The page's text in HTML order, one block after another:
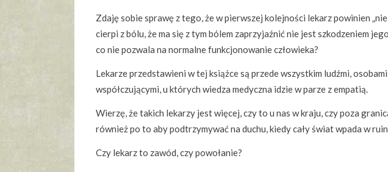
Zdaję sobie sprawę z tego, że w pierwszej kolejności lekarz powinien
cierpi z bólu, że ma się z tym bólem zaprzyjaźnić nie jest szkodzeniem
co nie pozwala na normalne funkcjonowanie człowieka?
Lekarze przedstawieni w tej książce są przede wszystkim ludźmi,
współczującymi, u których wiedza medyczna idzie w parze z empatią.
Wierzę, że takich lekarzy jest więcej, czy to u nas w kraju, czy poza
również po to aby podtrzymywać na duchu, kiedy cały świat wpada w
Czy lekarz to zawód, czy powołanie?